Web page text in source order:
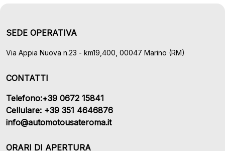
SEDE OPERATIVA
Via Appia Nuova n.23 - km19,400, 00047 Marino (RM)
CONTATTI
Telefono:+39 0672 15841
Cellulare: +39 351 4646876
info@automotousateroma.it
ORARI DI APERTURA